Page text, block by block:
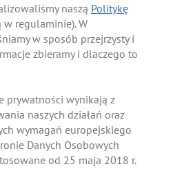
naszą Politykę
w regulaminie). W
w sposób przejrzysty i
zbieramy i dlaczego to
prywatności wynikają z
naszych działań oraz
wymagań europejskiego
Danych Osobowych
od 25 maja 2018 r.